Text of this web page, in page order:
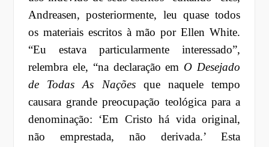
Andreasen, posteriormente, leu quase todos
os materiais escritos à mão por Ellen White.
“Eu estava particularmente interessado”,
relembra ele, “na declaração em O Desejado
de Todas As Naçõesque naquele tempo
causara grande preocupação teológica para a
denominação: ‘Em Cristo há vida original,
não emprestada, não derivada.’ Esta